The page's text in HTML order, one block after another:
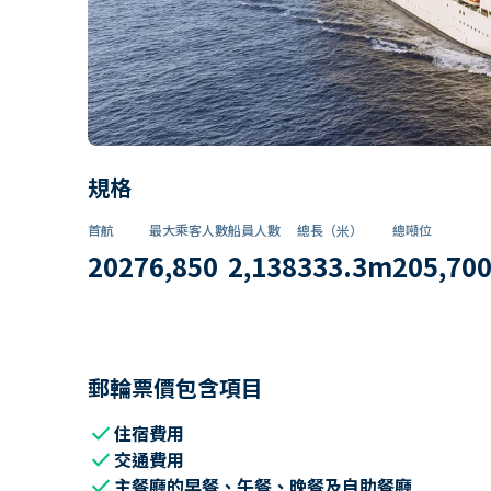
規格
首航
2027
最大乘客人數
6,850
船員人數
2,138
總長（米）
333.3m
總噸位
205,700
郵輪票價包含項目
check住宿費用
check 交通費用
主餐廳的早餐、午餐、晚餐及自助餐廳